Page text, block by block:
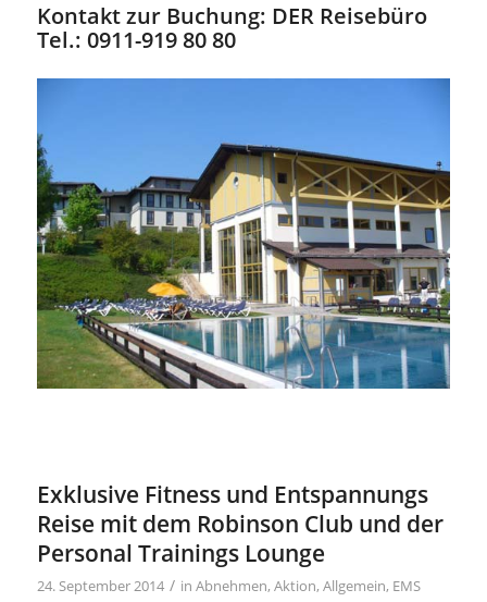
Kontakt zur Buchung: DER Reisebüro
Tel.: 0911-919 80 80
Exklusive Fitness und Entspannungs
Reise mit dem Robinson Club und der
Personal Trainings Lounge
24. September 2014 / in Abnehmen, Aktion, Allgemein, EMS